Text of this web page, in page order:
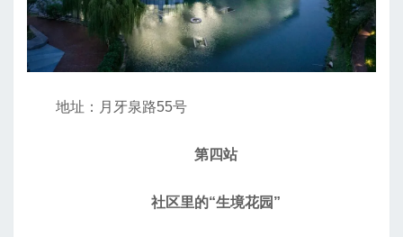
地址：月牙泉路55号
第四站
社区里的“生境花园”